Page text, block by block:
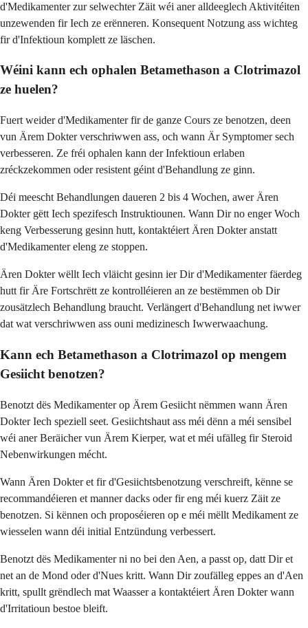
d'Medikamenter zur selwechter Zäit wéi aner alldeeglech Aktivitéiten
unzewenden fir Iech ze erënneren. Konsequent Notzung ass wichteg
fir d'Infektioun komplett ze läschen.
Wéini kann ech ophalen Betamethason a Clotrimazol
ze huelen?
Fuert weider d'Medikamenter fir de ganze Cours ze benotzen, deen
vun Ärem Dokter verschriwwen ass, och wann Är Symptomer sech
verbesseren. Ze fréi ophalen kann der Infektioun erlaben
zréckzekommen oder resistent géint d'Behandlung ze ginn.
Déi meescht Behandlungen daueren 2 bis 4 Wochen, awer Ären
Dokter gëtt Iech spezifesch Instruktiounen. Wann Dir no enger Woch
keng Verbesserung gesinn hutt, kontaktéiert Ären Dokter anstatt
d'Medikamenter eleng ze stoppen.
Ären Dokter wëllt Iech vläicht gesinn ier Dir d'Medikamenter fäerdeg
hutt fir Äre Fortschrëtt ze kontrolléieren an ze bestëmmen ob Dir
zousätzlech Behandlung braucht. Verlängert d'Behandlung net iwwer
dat wat verschriwwen ass ouni medizinesch Iwwerwaachung.
Kann ech Betamethason a Clotrimazol op mengem
Gesiicht benotzen?
Benotzt dës Medikamenter op Ärem Gesiicht nëmmen wann Ären
Dokter Iech speziell seet. Gesiichtshaut ass méi dënn a méi sensibel
wéi aner Beräicher vun Ärem Kierper, wat et méi ufälleg fir Steroid
Nebenwirkungen mécht.
Wann Ären Dokter et fir d'Gesiichtsbenotzung verschreift, kënne se
recommandéieren et manner dacks oder fir eng méi kuerz Zäit ze
benotzen. Si kënnen och proposéieren op e méi mëllt Medikament ze
wiesselen wann déi initial Entzündung verbessert.
Benotzt dës Medikamenter ni no bei den Aen, a passt op, datt Dir et
net an de Mond oder d'Nues kritt. Wann Dir zoufälleg eppes an d'Aen
kritt, spullt grëndlech mat Waasser a kontaktéiert Ären Dokter wann
d'Irritatioun bestoe bleift.